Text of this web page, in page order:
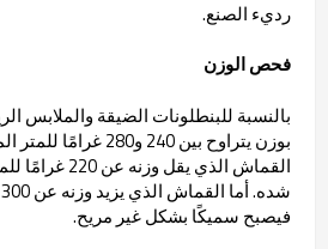
رديء الصنع.
فحص الوزن
بالنسبة للبنطلونات الضيقة والملابس
بوزن يتراوح بين 240
القماش الذي يقل
فيصبح سميكًا بشكل غير مريح.